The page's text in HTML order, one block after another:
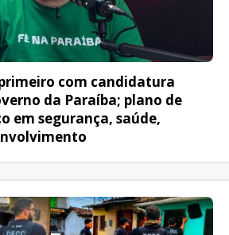
com candidatura
da Paraíba; plano de
em segurança, saúde,